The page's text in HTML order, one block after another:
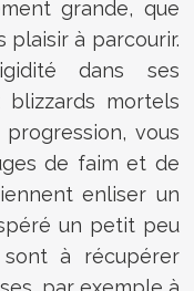
grande, que
plaisir à parcourir.
dans ses
blizzards mortels
vous
de faim et de
enliser un
un petit peu
à récupérer